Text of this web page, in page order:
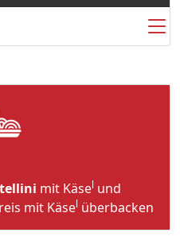
mit Käsel und
mit Käsel überbacken